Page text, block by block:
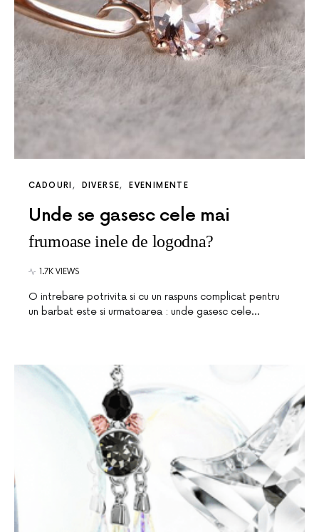
CADOURI DIVERSE EVENIMENTE
Unde se gasesc cele mai
frumoase inele de logodna?
1.7K VIEWS
O intrebare potrivita si cu un raspuns complicat pentru
un barbat este si urmatoarea : unde gasesc cele…